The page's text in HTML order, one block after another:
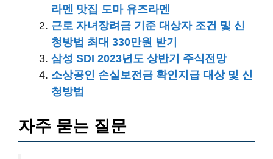
라멘 맛집 도마 유즈라멘
근로 자녀장려금 기준 대상자 조건 및 신
청방법 최대 330만원 받기
삼성 SDI 2023년도 상반기 주식전망
소상공인 손실보전금 확인지급 대상 및 신
청방법
자주 묻는 질문